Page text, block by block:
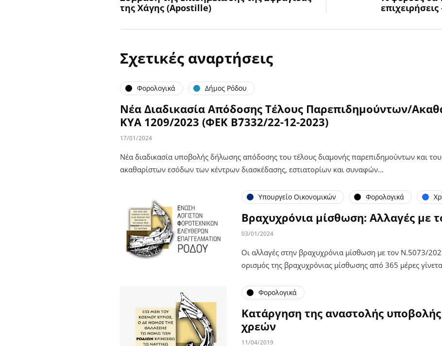
της Χάγης (Apostille)
Σχετικές αναρτήσεις
Φορολογικά Δήμος Ρόδου
Νέα Διαδικασία Απόδοσης Τέλους Παρεπιδημούντων/
ΚΥΑ 1209/2023 (ΦΕΚ Β΄7332/22-12-2023)
17/01/2024
Νέα διαδικασία υποβολής δήλωσης απόδοσης του τέλους διαμονής παρεπιδημούντων και
ακαθαρίστων εσόδων των κέντρων διασκέδασης, εστιατορίων και συναφών…
Υπουργείο Οικονομικών Φορολογικά
Βραχυχρόνια μίσθωση: Αλλαγές με
03/01/2024
Οι αλλαγές στην βραχυχρόνια μίσθωση με τον Ν.5073/
ορισμός της βραχυχρόνιας μίσθωσης από 365 μέρες
Φορολογικά
Κατάργηση της αναστολής
χρεών
11/04/2019